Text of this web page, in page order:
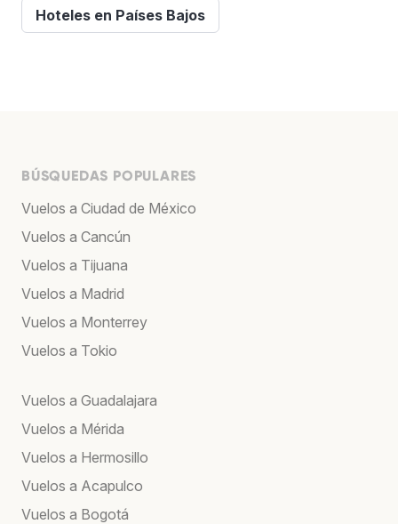
Hoteles en Países Bajos
BÚSQUEDAS POPULARES
Vuelos a Ciudad de México
Vuelos a Cancún
Vuelos a Tijuana
Vuelos a Madrid
Vuelos a Monterrey
Vuelos a Tokio
Vuelos a Guadalajara
Vuelos a Mérida
Vuelos a Hermosillo
Vuelos a Acapulco
Vuelos a Bogotá